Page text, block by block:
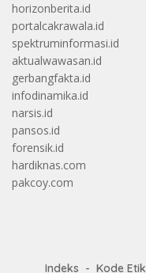
horizonberita.id
portalcakrawala.id
spektruminformasi.id
aktualwawasan.id
gerbangfakta.id
infodinamika.id
narsis.id
pansos.id
forensik.id
hardiknas.com
pakcoy.com
Indeks Kode Etik